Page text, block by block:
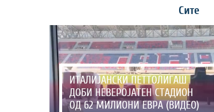
Сите
ИТАЛИЈАНСКИ ПЕТТОЛИГАШ
ДОБИ НЕВЕРОЈАТЕН СТАДИОН
ОД 62 МИЛИОНИ ЕВРА (ВИДЕО)